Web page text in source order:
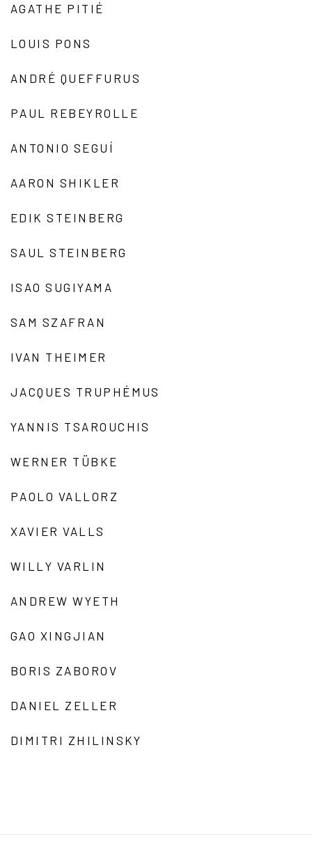
AGATHE PITIÉ
LOUIS PONS
ANDRÉ QUEFFURUS
PAUL REBEYROLLE
ANTONIO SEGUÍ
AARON SHIKLER
EDIK STEINBERG
SAUL STEINBERG
ISAO SUGIYAMA
SAM SZAFRAN
IVAN THEIMER
JACQUES TRUPHÉMUS
YANNIS TSAROUCHIS
WERNER TÜBKE
PAOLO VALLORZ
XAVIER VALLS
WILLY VARLIN
ANDREW WYETH
GAO XINGJIAN
BORIS ZABOROV
DANIEL ZELLER
DIMITRI ZHILINSKY